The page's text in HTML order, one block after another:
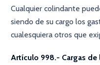
Cualquier colindante
siendo de su cargo los
cualesquiera otros que
Artículo 998.- Cargas de